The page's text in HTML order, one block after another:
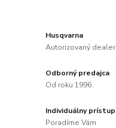
Husqvarna
Autorizovaný dealer
Odborný predajca
Od roku 1996
Individuálny prístup
Poradíme Vám